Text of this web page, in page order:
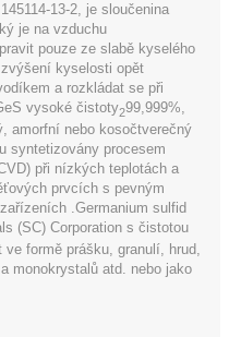
13-2, je sloučenina
je na vzduchu
pouze ze slabě kyselého
kyselosti opět
a rozkládat se při
vysoké čistoty299,999%,
amorfní nebo kosočtverečný
syntetizovány procesem
při nízkých teplotách a
prvcích s pevným
.Germanium sulfid
(SC) Corporation s čistotou
formě prášku, granulí, hrud,
monokrystalů atd. nebo jako